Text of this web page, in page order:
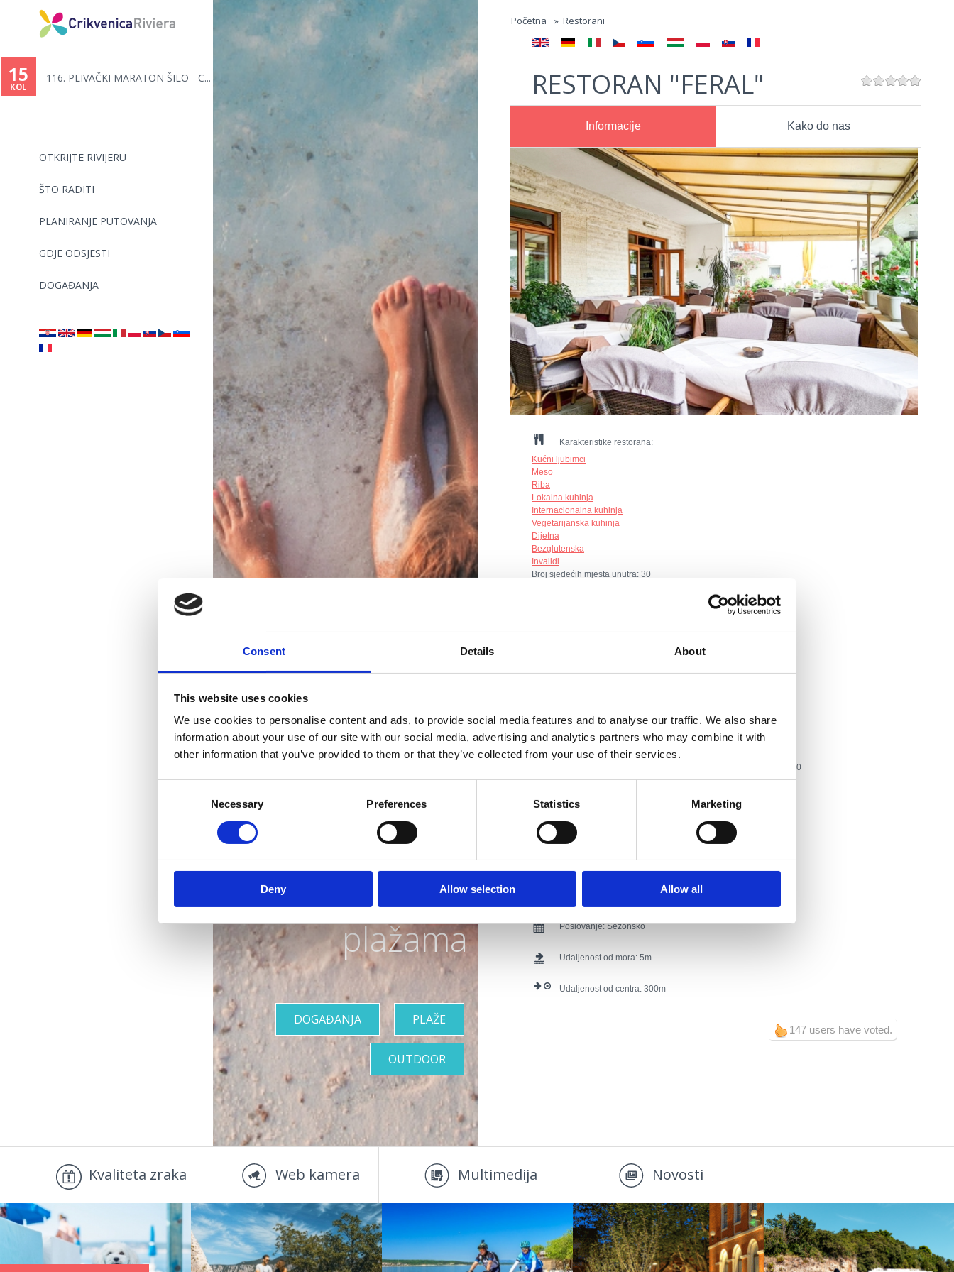
Consent Details About
This website uses cookies
We use cookies to personalise content and ads, to provide social media features and to analyse our traffic. We also share
information about your use of our site with our social media, advertising and analytics partners who may combine it with
other information that you’ve provided to them or that they’ve collected from your use of their services.
Necessary Preferences Statistics Marketing
Deny Allow selection Allow all
OTKRIJTE RIVIJERU
ŠTO RADITI
PLANIRANJE PUTOVANJA
GDJE ODSJESTI
DOGAĐANJA
15
KOL
116. PLIVAČKI MARATON ŠILO - C...
ste
ovdje
Početna » Restorani
RESTORAN "FERAL"
Informacije Kako do nas
Karakteristike restorana:
Kućni ljubimci
Meso
Riba
Lokalna kuhinja
Internacionalna kuhinja
Vegetarijanska kuhinja
Dijetna
Bezglutenska
Invalidi
Broj sjedećih mjesta unutra: 30
Mjesto:Jadranovo
Tel: +385 51 246 945, GSM: +385 91 538 2090
E-mail:
Dodaci:
Vjenčanja, skupovi
Poslovanje:Sezonsko
Udaljenost od mora: 5
Udaljenost od centra: 300
147 users have voted.
Rivijera s
najljepšim
plažama
PLAŽE
DOGAĐANJA
OUTDOOR
Kvaliteta zraka Web kamera Multimedija Novosti